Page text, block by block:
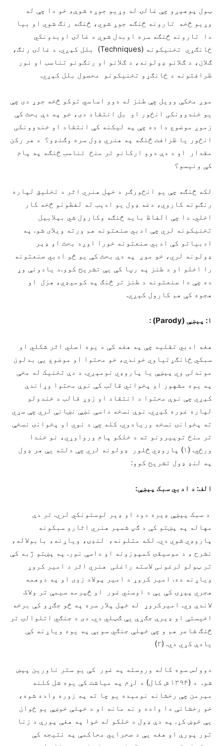
ټول پوهېږو چې غالۍ له وړيو جوړه شوې، خو دا چې له
وړيو څخه تارونه څنګه جوړ شوي، څنګه رنګ شوي او بيا
دا تارونه څنګه سره اوبدل شوي د غالۍ اوبدونکي
ځانګړي تخنيکونه (Techniques) بلل کېږي. د غالۍ رنګ،
ګلان، د ګلانو ډولونه، د ګلانو او رنګونو تناسب او نور
ظرافتونه د ځانګړو تخنيکونو محصول بلل کېږي.
موږ مخکې وويل چې طنز له دوو اساسي توکو څخه جوړ دی چې
يو خندوونکی انځور او بل انتقاد دی، خو په دې بحث کې
زموږ موضوع دا ده چې په ليکنه کې انتقاد او خندوونکی
انځور يا ظرافت څنګه په هنري ډول سره وګنډو؟ د هر رکن
مقدار او د دې دوو ارکانو تر منځ تناسب څنګه په پام
کې ونيسو؟
لکه څنګه چې يو انځورګر د خپل هنري اثر د تخليق لپاره
رنګونه کاروي، دغه ډول يو اديب له لفظونو څخه کار
اخلي. دا چې الفاظ بايد څنګه وکارول شي بېلابېل
تخنيکونه لري چې ادبي صنعتونه هم ورته ويلای شو. په
ادبياتو کې ادبي صنعتونه خورا اوږد بحث او ډېر
ډولونه لري، خو موږ په دې بحث کې يو څو ادبي صنعتونه
را اخلو او د طنز په رڼا کې يې تشريح کوو.د يادونې وړ
ده چې دا صنعتونه د طنز تر څنګ په کوميډي، هزل او
هجوه کې هم کارول کېږي.
۱: پېښې (Parody) :
هغه ادبي تقليد چې په هغه کې د يوه اصلي اثر شکلي او
سبکي ځانګړتياوي خوندي، خو محتوا او موضوع يې بدلون
موندلی وي پېښې يا پاروډي نومېږي. د دې تخنيک له مخې
په يوه مشهور او پخواني قالب کې نوې محتوا وړاندې
کېږي چې نوې محتوا د انتقاد او زوړ قالب د خندولو
لپاره غوره کېږي. نوې نسخه داسې نښې نښانې لري چې سړي
ته پخوانۍ نسخه وريادوي. کله چې د نوي او پخوانۍ نسخې
تر منځ توپيرونو ته د خلکو پام ورواوړي، نو خندا
ورځي. (۱) پاروډي څلور ډولونه لري چې دلته يې هر ډول
په لنډ ډول تشريح کوو:
الف: د ادبي سبک پېښې:
د سبک پېښې ډېره دود او ډېر لوستونکي لري. تر دې
مهاله په پښتو کې د ګڼ شمېر هنري اثارو سبکونه
پاروډي شوي دي. لکه متلونه، لنډۍ، وياړنه، بابولاله،
نشرح ، د موسيقۍ کمپوزونه او داسې نور. په پښتو ژبه کې
تر ټولو لرغونی لاسته راغلی هنري اثر د امير کروړ
وياړنه ده. امير کروړ د امير پولاد زوی او په دوهمه
هجري پېړۍ کې يې د اوسني غور او څېرمه سيمې تر ولاک
لاندې وي. اميرکروړ له خپل پلار سره په څو جګړو کې برخه
اخيستې او ډېرې جګړې يې ګټلي دي. دی د جنګي اتلوالۍ تر
څنګ شاعر هم و چې خپلې جنګي سوبې په يوه وياړنه کې
يادې کړي دي. (۲)
دوولس سوه کاله وروسته په غور کې يو ستر ناورين پېښ
شو. د (۱۳۹۴ ش کال) د لړم په مياشت کې يوه شل کلنه
مېرمن چې رخشانه نومېده يو چا ته په زوره واده شوه،
خو رخشانې دا واده و نه مانه او د خپلې خوښې يو ځوان
يې خوښ کړ. په دې ډول د خلکو له خوا په هغې پورې د زنا
تور پورې او هغه يې د صحرايي محاکمې په نتيجه کې